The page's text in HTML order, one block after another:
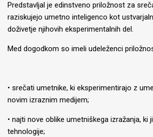
Predstavljal je edinstveno priložnost za
raziskujejo umetno inteligenco kot
doživetje njihovih eksperimentalnih del.
Med dogodkom so imeli udeleženci
• srečati umetnike, ki eksperimentirajo z
novim izraznim medijem;
• najti nove oblike umetniškega izražanja, ki
tehnologije;